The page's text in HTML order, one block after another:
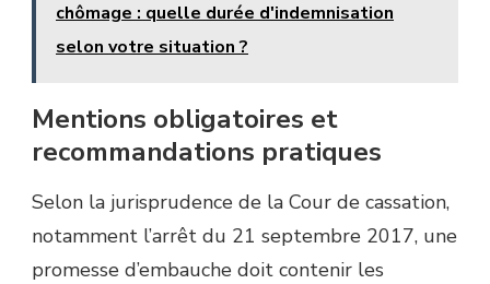
chômage : quelle durée d'indemnisation
selon votre situation ?
Mentions obligatoires et
recommandations pratiques
Selon la jurisprudence de la Cour de cassation,
notamment l’arrêt du 21 septembre 2017, une
promesse d’embauche doit contenir les